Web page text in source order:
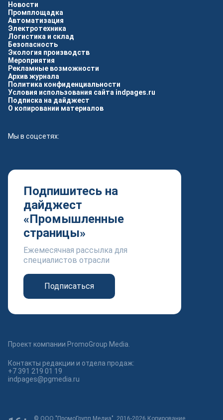
Новости
Промплощадка
Автоматизация
Электротехника
Логистика и склад
Безопасность
Экология производств
Мероприятия
Рекламные возможности
Архив журнала
Политика конфиденциальности
Условия использования сайта indpages.ru
Подписка на дайджест
О копировании материалов
Мы в соцсетях:
Подпишитесь на
дайджест
«Промышленные
страницы»
Ежемесячная рассылка для
специалистов отрасли
Подписаться
Проект компании PromoGroup Media.
Контакты редакции и отдела продаж:
+7 391 219 01 19
indpages@pgmedia.ru